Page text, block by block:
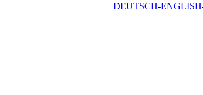
DEUTSCH ENGLISH